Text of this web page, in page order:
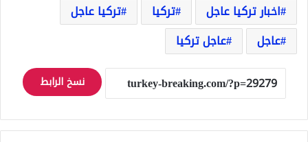
اخبار تركيا عاجل
تركيا
تركيا عاجل
عاجل
عاجل تركيا
نسخ الرابط